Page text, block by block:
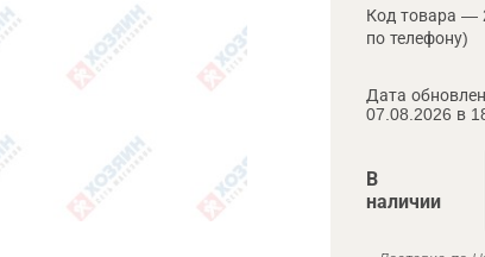
Код товара —
по телефону)
Дата
07.08.2026 в
В
наличии